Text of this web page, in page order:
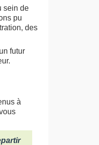
sein de
pu
des
futur
à